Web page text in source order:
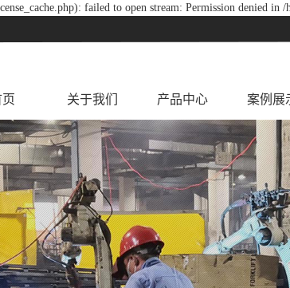
failed to open stream: Permission denied
关于我们 产品中心 案例展